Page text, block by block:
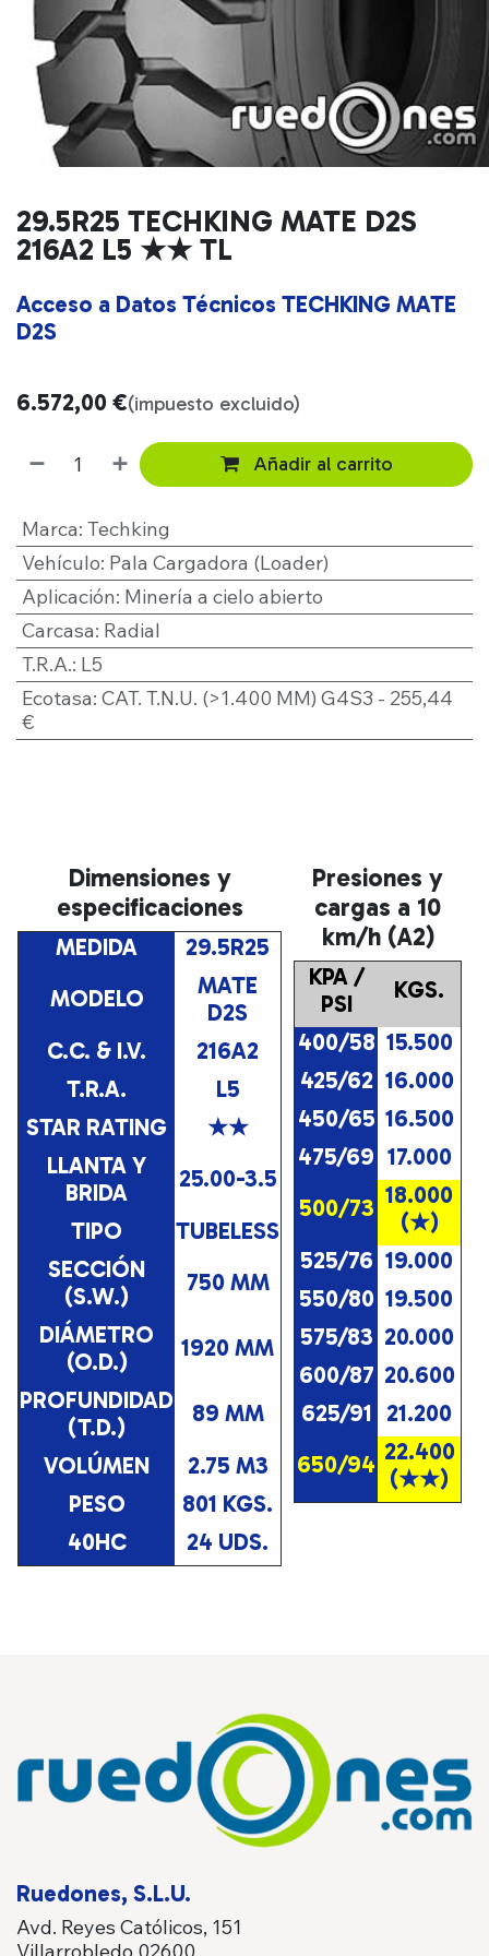
29.5R25 TECHKING MATE D2S
216A2 L5 ★★ TL
Acceso a Datos Técnicos TECHKING MATE
D2S
6.572,00 €(impuesto excluido)
Añadir al carrito
Marca: Techking
Vehículo: Pala Cargadora (Loader)
Aplicación: Minería a cielo abierto
Carcasa: Radial
T.R.A.: L5
Ecotasa: CAT. T.N.U. (>1.400 MM) G4S3 - 255,44
€
Dimensiones y
especificaciones
MEDIDA
29.5R25
MODELO
MATE
D2S
C.C. & I.V.
216A2
T.R.A.
L5
STAR RATING
★★
LLANTA Y
BRIDA
25.00-3.5
TIPO
TUBELESS
SECCIÓN
(S.W.)
750 MM
DIÁMETRO
(O.D.)
1920 MM
PROFUNDIDAD
(T.D.)
89 MM
VOLÚMEN
2.75 M3
PESO
801 KGS.
40HC
24 UDS.
Presiones y
cargas a 10
km/h (A2)
KPA /
PSI
KGS.
400/58 15.500
425/62 16.000
450/65 16.500
475/69 17.000
500/73 18.000
(★)
525/76 19.000
550/80 19.500
575/83 20.000
600/87 20.600
625/91 21.200
650/94 22.400
(★★)
Ruedones, S.L.U.
Avd. Reyes Católicos, 151